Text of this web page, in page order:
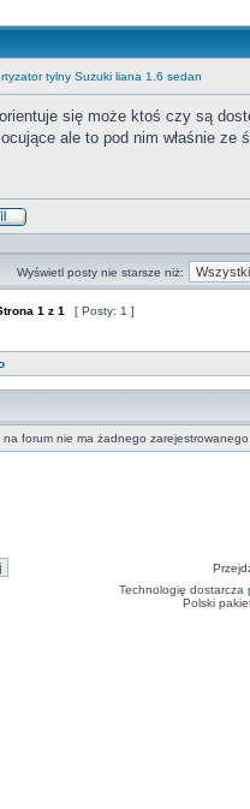
tylny Suzuki liana 1.6 sedan
się może ktoś czy są
ale to pod nim właśnie ze
Wyświetl
Wyświetl posty nie starsze niż:
1 z 1 [ Posty: 1 ]
forum nie ma żadnego
Technologię dostarcza
Polski